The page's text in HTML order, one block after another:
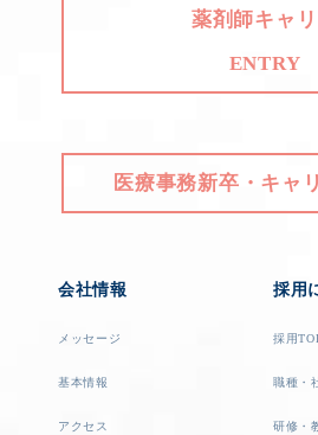
薬剤師キャ
ENTRY
医療事務新卒・キャ
会社情報
メッセージ
基本情報
アクセス
採用
採用
職種・
研修・